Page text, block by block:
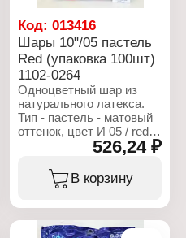
Код:013416
Шары 10"/05 пастель
Red (упаковка 100шт)
1102-0264
Одноцветный шар из
натурального латекса.
Тип - пастель - матовый
оттенок, цвет И 05 / red.
Предназначенны для
оформлении. В упаковке
100 штук.
Торговая марка: Gemar
526,24 ₽
В корзину